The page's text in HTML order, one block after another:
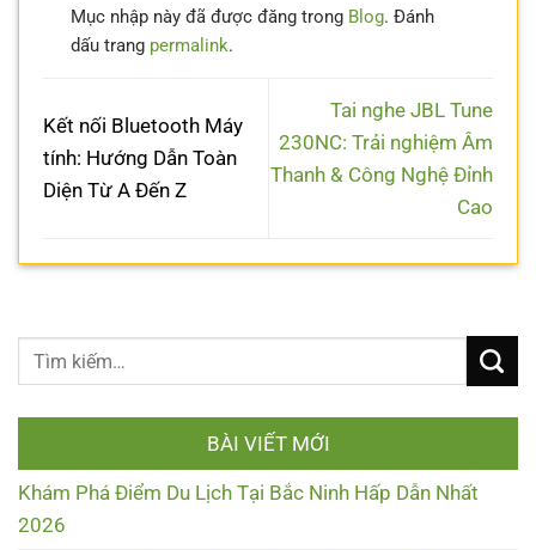
Mục nhập này đã được đăng trong Blog. Đánh
dấu trang permalink.
Kết nối Bluetooth Máy
tính: Hướng Dẫn Toàn
Diện Từ A Đến Z
Tai nghe JBL Tune
230NC: Trải nghiệm Âm
Thanh & Công Nghệ Đỉnh
Cao
BÀI VIẾT MỚI
Khám Phá Điểm Du Lịch Tại Bắc Ninh Hấp Dẫn Nhất
2026